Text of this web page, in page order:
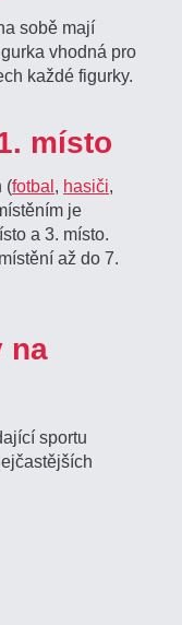
sobě mají
vhodná pro
každé figurky.
místo
(fotbal, hasiči,
je
a 3. místo.
až do 7.
na
sportu